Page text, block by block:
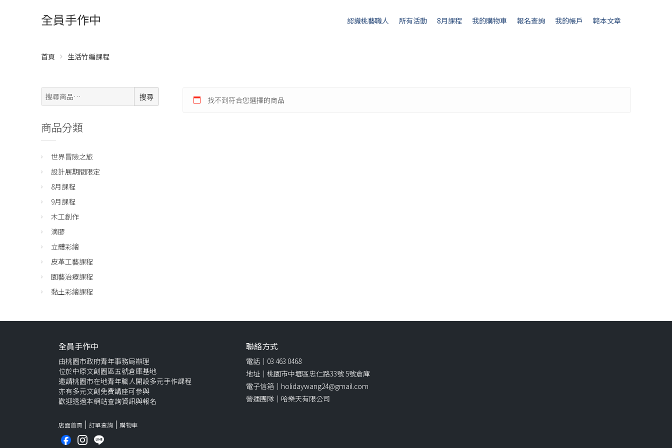
全員手作中 認識桃藝職人 所有活動 8月課程 我的購物車 報名查詢 我的帳戶 範本文章
首頁 生活竹編課程
找不到符合您選擇的商品
搜
尋:
搜尋
商品分類
世界冒險之旅
設計展期間限定
8月課程
9月課程
木工創作
滴膠
立體彩繪
皮革工藝課程
園藝治療課程
黏土彩繪課程
全員手作中
由桃園市政府青年事務局辦理
位於中原文創園區五號倉庫基地
邀請桃園市在地青年職人開設多元手作課程
亦有多元文創免費講座可參與
歡迎透過本網站查詢資訊與報名
店面首頁 訂單查詢 購物車
聯絡方式
電話｜03 463 0468
地址｜桃園市中壢區忠仁路33號 5號倉庫
電子信箱｜holidaywang24@gmail.com
營運團隊｜哈樂天有限公司